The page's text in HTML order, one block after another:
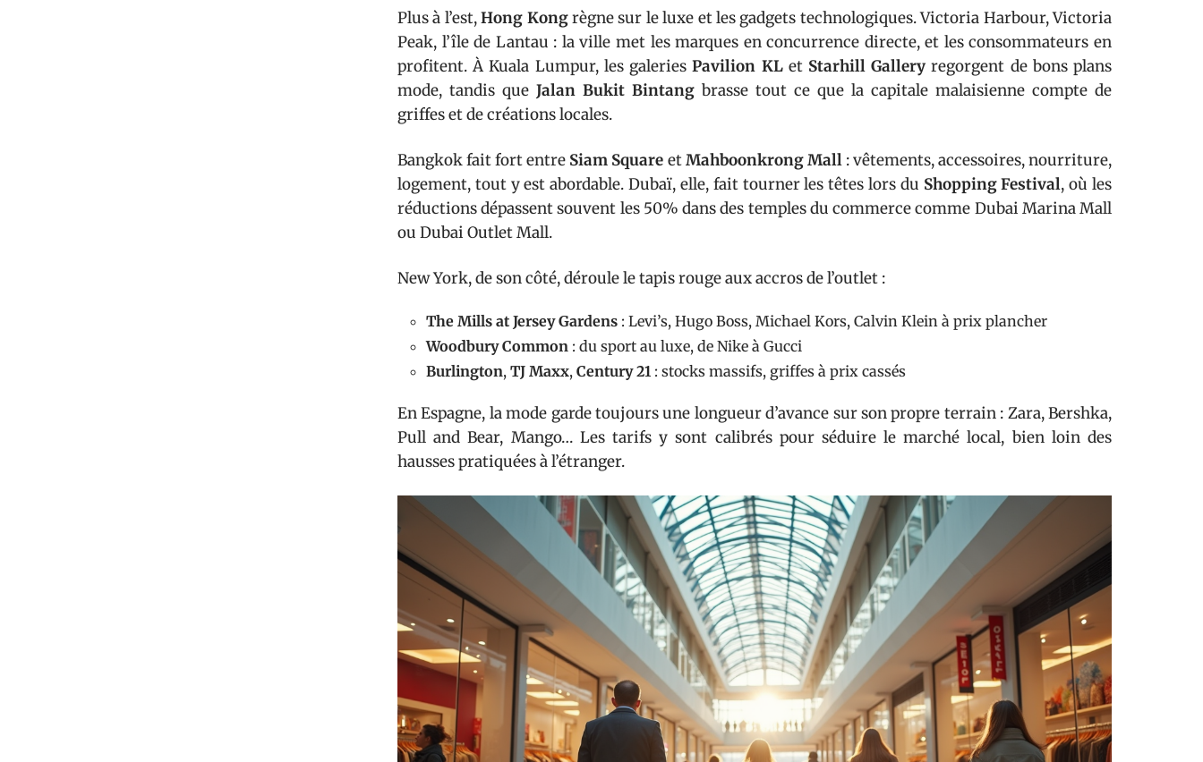
Plus à l’est,Hong Kongrègne sur le luxe et les gadgets technologiques. Victoria Harbour, Victoria
Peak, l’île de Lantau : la ville met les marques en concurrence directe, et les consommateurs en
profitent. À Kuala Lumpur, les galeriesPavilion KLet Starhill Gallery regorgent de bons plans
mode, tandis que Jalan Bukit Bintang brasse tout ce que la capitale malaisienne compte de
griffes et de créations locales.
Bangkok fait fort entre Siam Square etMahboonkrong Mall: vêtements, accessoires, nourriture,
logement, tout y est abordable. Dubaï, elle, fait tourner les têtes lors du Shopping Festival, où les
réductions dépassent souvent les 50% dans des temples du commerce comme Dubai Marina Mall
ou Dubai Outlet Mall.
New York, de son côté, déroule le tapis rouge aux accros de l’outlet :
The Mills at Jersey Gardens : Levi’s, Hugo Boss, Michael Kors, Calvin Klein à prix plancher
Woodbury Common : du sport au luxe, de Nike à Gucci
Burlington, TJ Maxx, Century 21 : stocks massifs, griffes à prix cassés
En Espagne, la mode garde toujours une longueur d’avance sur son propre terrain : Zara, Bershka,
Pull and Bear, Mango… Les tarifs y sont calibrés pour séduire le marché local, bien loin des
hausses pratiquées à l’étranger.